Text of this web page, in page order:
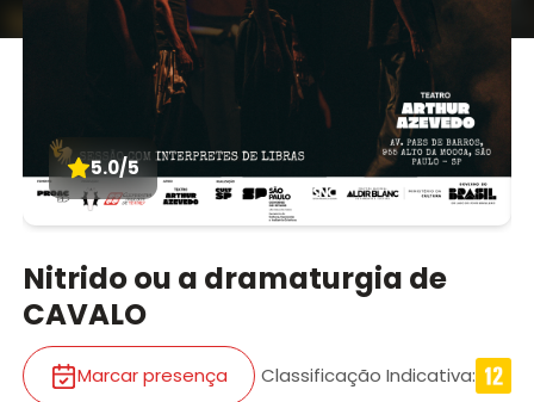
5.0/5
Nitrido ou a dramaturgia de
CAVALO
Marcar presença Classificação Indicativa: